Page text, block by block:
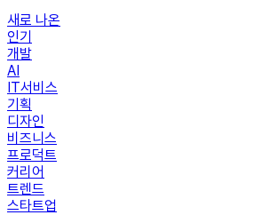
새로 나온
인기
개발
AI
IT서비스
기획
디자인
비즈니스
프로덕트
커리어
트렌드
스타트업